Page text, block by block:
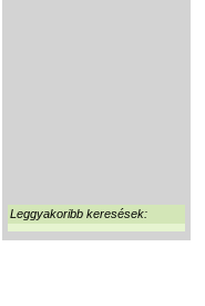
Leggyakoribb keresések: